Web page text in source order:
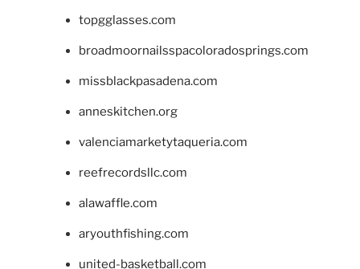
topgglasses.com
broadmoornailsspacoloradosprings.com
missblackpasadena.com
anneskitchen.org
valenciamarketytaqueria.com
reefrecordsllc.com
alawaffle.com
aryouthfishing.com
united-basketball.com